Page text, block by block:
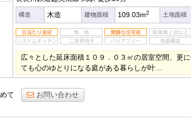
構造 木造 建物面積 109.03m2 土地面積
広々とした延床面積１０９．０３㎡の居室空間、更に
ても心のゆとりになる庭がある暮らしが叶…
て お問い合わせ